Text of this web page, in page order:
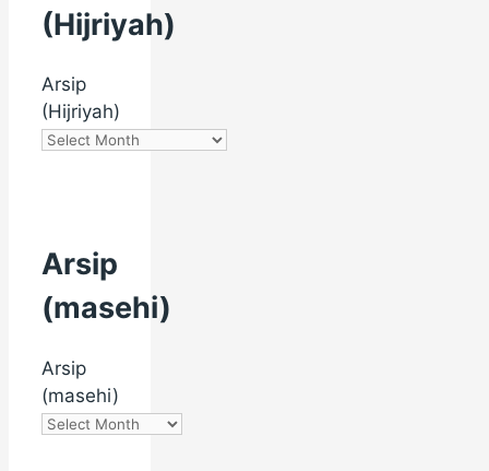
(Hijriyah)
Arsip
(Hijriyah)
Arsip
(masehi)
Arsip
(masehi)